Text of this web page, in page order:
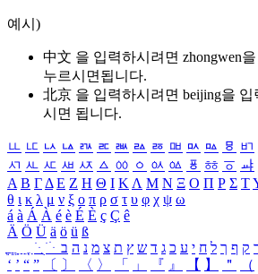
예시)
中文 을 입력하시려면 zhongwen
누르시면됩니다.
北京 을 입력하시려면 beijing을 입
시면 됩니다.
ㅥ ㅦ ㅧ ㅨ ㅩ ㅪ ㅫ ㅬ ㅭ ㅮ ㅯ ㅰ ㅱ ㅲ
ㅺ ㅻ ㅼ ㅽ ㅾ ㅿ ㆀ ㆁ ㆂ ㆃ ㆄ ㆅ ㆆ ㆇ
Α Β ΓΔ Ε Ζ Η Θ Ι ΚΛ Μ Ν Ξ Ο Π Ρ Σ Τ
θ ι κ λ μ ν ξ ο π ρ σ τ υ φ χ ψ ω
á à Á À é è É È ç Ç ê
Ä Ö Ü ä ö ü ß
ִֶֹ ֻּ ׁׂ ק ף ך ל ח י ע כ ג ד ש ץ ת צ מ נ ה ב
‘ ’ “ ” 〔 〕 〈 〉 「 」 『 』 【 】 ＂ （